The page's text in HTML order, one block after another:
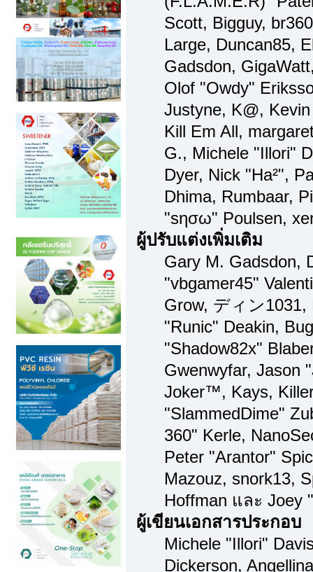
Scott, Bigguy,
Large, Duncan85,
Gadsdon,
Olof "Owdy"
Justyne, K@,
Kill Em All,
G., Michele "Illori"
Dyer, Nick "Ha²",
Dhima, Rumbaar,
"sησω" Poulsen,
ผู้ปรับแต่งเพิ่มเติม
Gary M. Gadsdon,
"vbgamer45"
Grow, ディン1031,
"Runic" Deakin,
"Shadow82x"
Gwenwyfar, Jason
Joker™, Kays,
"SlammedDime"
360" Kerle,
Peter "Arantor"
Mazouz, snork13,
Hoffman และ Joey
ผู้เขียนเอกสารประกอบ
Michele "Illori"
Dickerson,